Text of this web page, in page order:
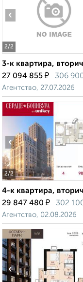
2/2
‹
3-к квартира,
27 094 855 ₽ 306
Агентство, 27.07.2026
2/2
‹
4-к квартира,
29 847 480 ₽ 302
Агентство, 02.08.2026
‹